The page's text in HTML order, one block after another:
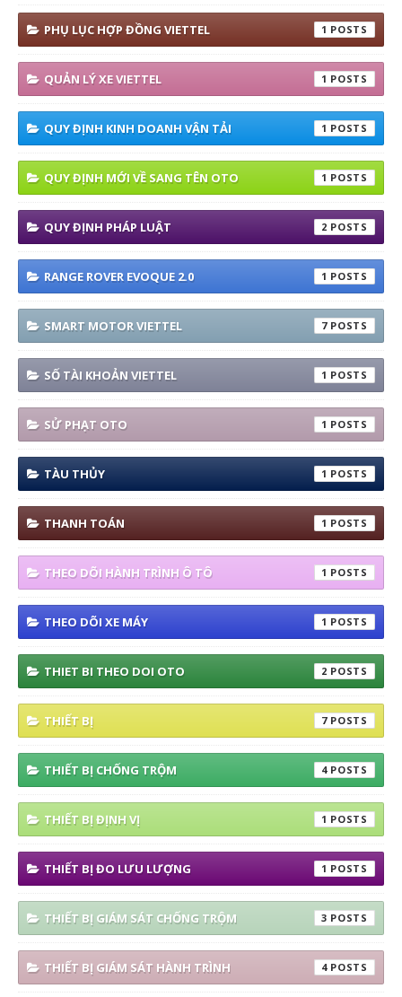
PHỤ LỤC HỢP ĐỒNG VIETTEL 1
QUẢN LÝ XE VIETTEL 1
QUY ĐỊNH KINH DOANH VẬN TẢI 1
QUY ĐỊNH MỚI VỀ SANG TÊN OTO 1
QUY ĐỊNH PHÁP LUẬT 2
RANGE ROVER EVOQUE 2.0 1
SMART MOTOR VIETTEL 7
SỐ TÀI KHOẢN VIETTEL 1
SỬ PHẠT OTO 1
TÀU THỦY 1
THANH TOÁN 1
THEO DÕI HÀNH TRÌNH Ô TÔ 1
THEO DÕI XE MÁY 1
THIET BI THEO DOI OTO 2
THIẾT BỊ 7
THIẾT BỊ CHỐNG TRỘM 4
THIẾT BỊ ĐỊNH VỊ 1
THIẾT BỊ ĐO LƯU LƯỢNG 1
THIẾT BỊ GIÁM SÁT CHỐNG TRỘM 3
THIẾT BỊ GIÁM SÁT HÀNH TRÌNH 4